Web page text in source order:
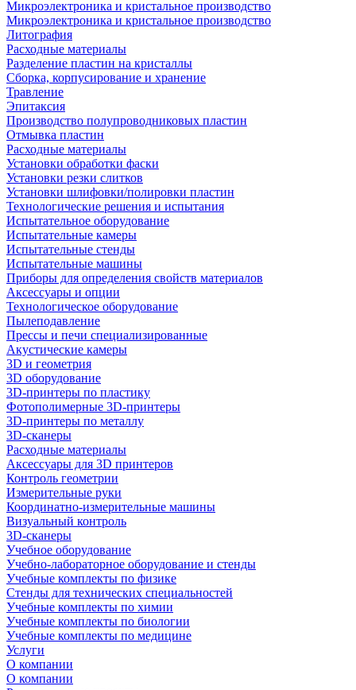
Микроэлектроника и кристальное производство
Микроэлектроника и кристальное производство
Литография
Расходные материалы
Разделение пластин на кристаллы
Сборка, корпусирование и хранение
Травление
Эпитаксия
Производство полупроводниковых пластин
Отмывка пластин
Расходные материалы
Установки обработки фаски
Установки резки слитков
Установки шлифовки/полировки пластин
Технологические решения и испытания
Испытательное оборудование
Испытательные камеры
Испытательные стенды
Испытательные машины
Приборы для определения свойств материалов
Аксессуары и опции
Технологическое оборудование
Пылеподавление
Прессы и печи специализированные
Акустические камеры
3D и геометрия
3D оборудование
3D-принтеры по пластику
Фотополимерные 3D-принтеры
3D-принтеры по металлу
3D-сканеры
Расходные материалы
Аксессуары для 3D принтеров
Контроль геометрии
Измерительные руки
Координатно-измерительные машины
Визуальный контроль
3D-сканеры
Учебное оборудование
Учебно-лабораторное оборудование и стенды
Учебные комплекты по физике
Стенды для технических специальностей
Учебные комплекты по химии
Учебные комплекты по биологии
Учебные комплекты по медицине
Услуги
О компании
О компании